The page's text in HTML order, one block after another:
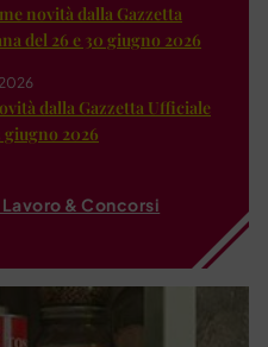
novità dalla Gazzetta
del 26 e 30 giugno 2026
dalla Gazzetta Ufficiale
giugno 2026
& Concorsi